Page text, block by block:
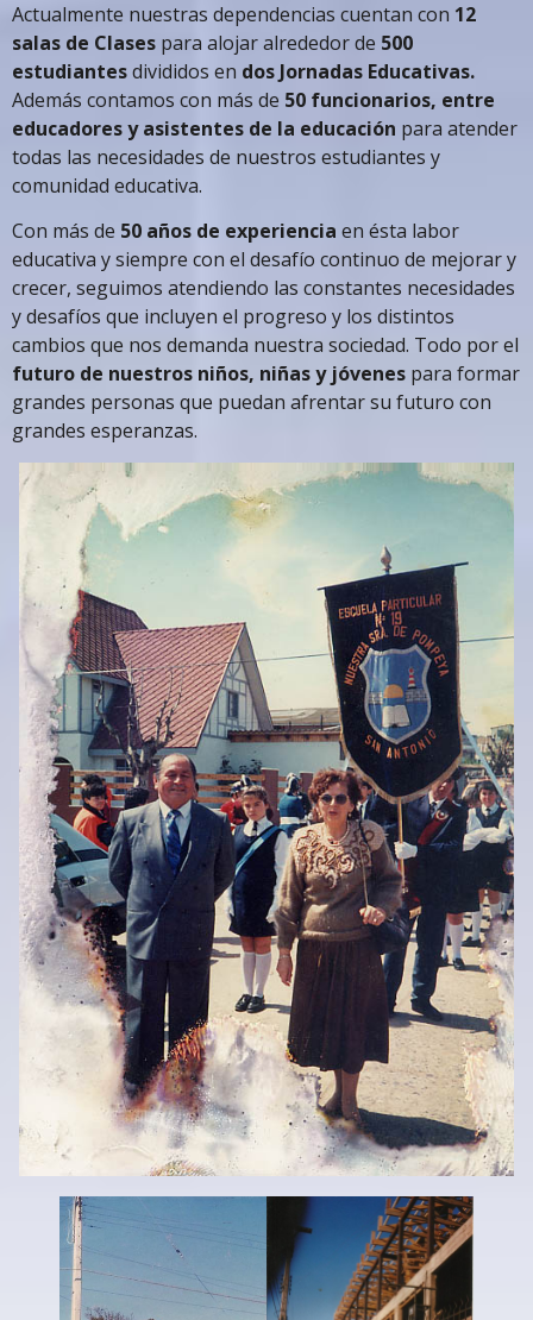
Actualmente nuestras dependencias cuentan con 12
salas de Clases para alojar alrededor de 500
estudiantesdivididos en dos Jornadas Educativas.
Además contamos con más de 50 funcionarios, entre
educadores y asistentes de la educación para atender
todas las necesidades de nuestros estudiantes y
comunidad educativa.
Con más de 50 años de experiencia en ésta labor
educativa y siempre con el desafío continuo de mejorar y
crecer, seguimos atendiendo las constantes necesidades
y desafíos que incluyen el progreso y los distintos
cambios que nos demanda nuestra sociedad. Todo por el
futuro de nuestros niños, niñas y jóvenes para formar
grandes personas que puedan afrentar su futuro con
grandes esperanzas.